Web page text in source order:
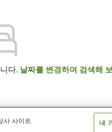
다. 날짜를 변경하여 검색해
사 사이트
내